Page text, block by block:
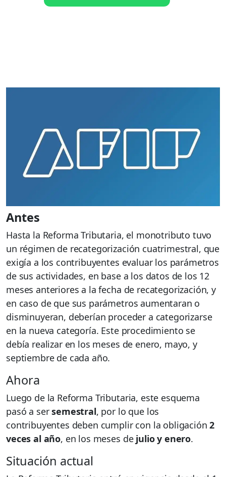
Antes
Hasta la Reforma Tributaria, el monotributo tuvo
un régimen de recategorización cuatrimestral, que
exigía a los contribuyentes evaluar los parámetros
de sus actividades, en base a los datos de los 12
meses anteriores a la fecha de recategorización, y
en caso de que sus parámetros aumentaran o
disminuyeran, deberían proceder a categorizarse
en la nueva categoría. Este procedimiento se
debía realizar en los meses de enero, mayo, y
septiembre de cada año.
Ahora
Luego de la Reforma Tributaria, este esquema
pasó a sersemestral, por lo que los
contribuyentes deben cumplir con la obligación2
veces al año, en los meses dejulio y enero.
Situación actual